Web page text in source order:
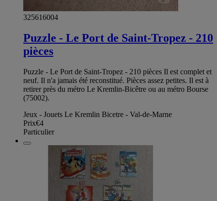
325616004
Puzzle - Le Port de Saint-Tropez - 210
pièces
Puzzle - Le Port de Saint-Tropez - 210 pièces Il est complet et
neuf. Il n'a jamais été reconstitué. Pièces assez petites. Il est à
retirer près du métro Le Kremlin-Bicêtre ou au métro Bourse
(75002).
Jeux - Jouets Le Kremlin Bicetre - Val-de-Marne
Prix€4
Particulier